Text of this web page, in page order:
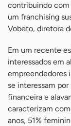
contribuindo
um franchising
Vobeto, diretora
Em um recente
interessados em
empreendedores
se interessam
financeira e
caracterizam
anos, 51%